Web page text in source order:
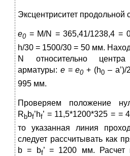
Эксцентриситет продольной
e0= M/N = 365,41/1238,4
h/30 = 1500/30 = 50 мм.
N относительно
арматуры: e=e0+ (h0– a’)/
995 мм.
Проверяем положение
R bbf’hf’ = 11,5*1200*325 = =
то указанная линия
следует рассчитывать как
b = bf’ = 1200 мм. Расчет